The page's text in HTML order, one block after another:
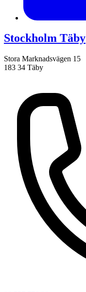
Stockholm Täby
Stora Marknadsvägen 15
183 34 Täby